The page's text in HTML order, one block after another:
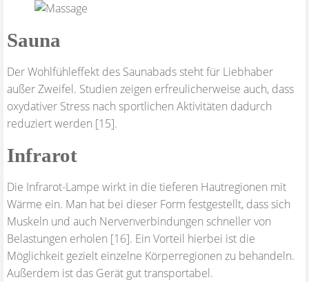
Sauna
Der Wohlfühleffekt des Saunabads steht für Liebhaber
außer Zweifel. Studien zeigen erfreulicherweise auch, dass
oxydativer Stress nach sportlichen Aktivitäten dadurch
reduziert werden [15].
Infrarot
Die Infrarot-Lampe wirkt in die tieferen Hautregionen mit
Wärme ein. Man hat bei dieser Form festgestellt, dass sich
Muskeln und auch Nervenverbindungen schneller von
Belastungen erholen [16]. Ein Vorteil hierbei ist die
Möglichkeit gezielt einzelne Körperregionen zu behandeln.
Außerdem ist das Gerät gut transportabel.